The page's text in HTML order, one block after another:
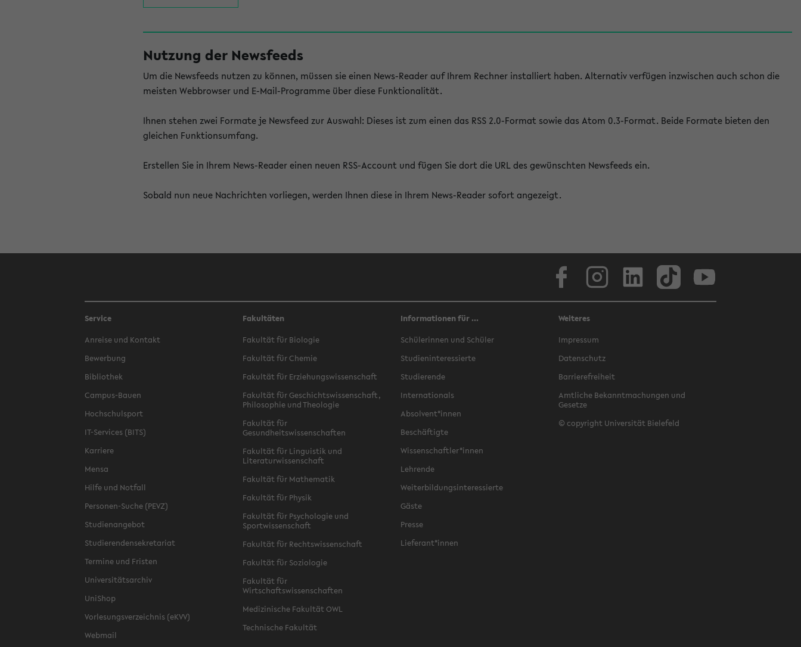
Nutzung der Newsfeeds
Um die Newsfeeds nutzen zu können, müssen sie einen News-Reader auf Ihrem Rechner installiert haben. Alternativ verfügen inzwischen auch schon die
meisten Webbrowser und E-Mail-Programme über diese Funktionalität.
Ihnen stehen zwei Formate je Newsfeed zur Auswahl: Dieses ist zum einen das RSS 2.0-Format sowie das Atom 0.3-Format. Beide Formate bieten den
gleichen Funktionsumfang.
Erstellen Sie in Ihrem News-Reader einen neuen RSS-Account und fügen Sie dort die URL des gewünschten Newsfeeds ein.
Sobald nun neue Nachrichten vorliegen, werden Ihnen diese in Ihrem News-Reader sofort angezeigt.
Service
Anreise und Kontakt
Bewerbung
Bibliothek
Campus-Bauen
Hochschulsport
IT-Services (BITS)
Karriere
Mensa
Hilfe und Notfall
Personen-Suche (PEVZ)
Studienangebot
Studierendensekretariat
Termine und Fristen
Universitätsarchiv
UniShop
Vorlesungsverzeichnis (eKVV)
Webmail
Fakultäten
Fakultät für Biologie
Fakultät für Chemie
Fakultät für Erziehungswissenschaft
Fakultät für Geschichtswissenschaft,
Philosophie und Theologie
Fakultät für
Gesundheitswissenschaften
Fakultät für Linguistik und
Literaturwissenschaft
Fakultät für Mathematik
Fakultät für Physik
Fakultät für Psychologie und
Sportwissenschaft
Fakultät für Rechtswissenschaft
Fakultät für Soziologie
Fakultät für
Wirtschaftswissenschaften
Medizinische Fakultät OWL
Technische Fakultät
Informationen für ...
Schülerinnen und Schüler
Studieninteressierte
Studierende
Internationals
Absolvent*innen
Beschäftigte
Wissenschaftler*innen
Lehrende
Weiterbildungsinteressierte
Gäste
Presse
Lieferant*innen
Weiteres
Impressum
Datenschutz
Barrierefreiheit
Amtliche Bekanntmachungen und
Gesetze
© copyright Universität Bielefeld